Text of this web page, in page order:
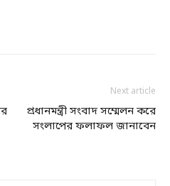
Next article
প্রধানমন্ত্রী সংবাদ সম্মেলন করে
সংলাপের ফলাফল জানাবেন